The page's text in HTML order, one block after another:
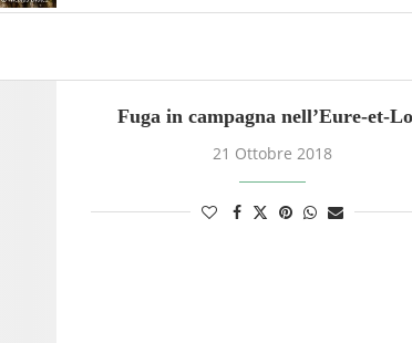
Fuga in campagna nell’Eure-et-
21 Ottobre 2018